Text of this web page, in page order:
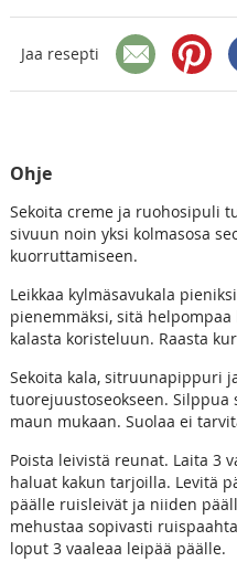
Jaa resepti
Ohje
Sekoita creme ja ruohosipuli
sivuun noin yksi kolmasosa
kuorruttamiseen.
Leikkaa kylmäsavukala
pienemmäksi, sitä helpompaa
kalasta koristeluun. Raasta
Sekoita kala, sitruunapippuri
tuorejuustoseokseen.
maun mukaan. Suolaa ei
Poista leivistä reunat. Laita 3
haluat kakun tarjoilla. Levitä
päälle ruisleivät ja niiden
mehustaa sopivasti
loput 3 vaaleaa leipää päälle.